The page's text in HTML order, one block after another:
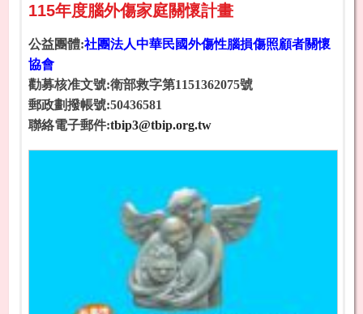
115年度腦外傷家庭關懷計畫
公益團體:社團法人中華民國外傷性腦損傷照顧者關懷
協會
勸募核准文號:衛部救字第1151362075號
郵政劃撥帳號:50436581
聯絡電子郵件:tbip3@tbip.org.tw